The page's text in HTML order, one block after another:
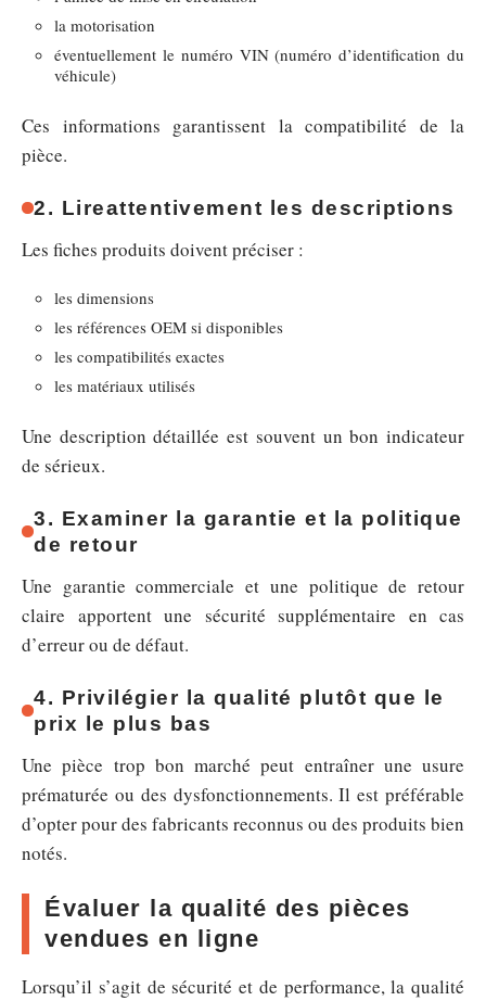
la motorisation
éventuellement le numéro VIN (numéro d’identification du
véhicule)
Ces informations garantissent la compatibilité de la
pièce.
2. Lireattentivement les descriptions
Les fiches produits doivent préciser :
les dimensions
les références OEM si disponibles
les compatibilités exactes
les matériaux utilisés
Une description détaillée est souvent un bon indicateur
de sérieux.
3. Examiner la garantie et la politique
de retour
Une garantie commerciale et une politique de retour
claire apportent une sécurité supplémentaire en cas
d’erreur ou de défaut.
4. Privilégier la qualité plutôt que le
prix le plus bas
Une pièce trop bon marché peut entraîner une usure
prématurée ou des dysfonctionnements. Il est préférable
d’opter pour des fabricants reconnus ou des produits bien
notés.
Évaluer la qualité des pièces
vendues en ligne
Lorsqu’il s’agit de sécurité et de performance, la qualité